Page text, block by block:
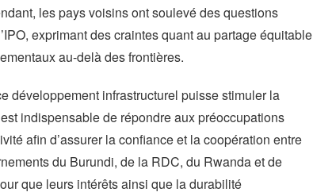
les pays voisins ont soulevé des questions
exprimant des craintes quant au partage équitable
au-delà des frontières.
développement infrastructurel puisse stimuler la
indispensable de répondre aux préoccupations
afin d’assurer la confiance et la coopération entre
du Burundi, de la RDC, du Rwanda et de
que leurs intérêts ainsi que la durabilité